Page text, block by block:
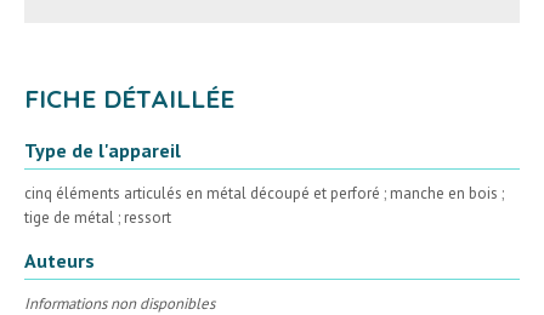
FICHE DÉTAILLÉE
Type de l'appareil
cinq éléments articulés en métal découpé et perforé ; manche en bois ;
tige de métal ; ressort
Auteurs
Informations non disponibles